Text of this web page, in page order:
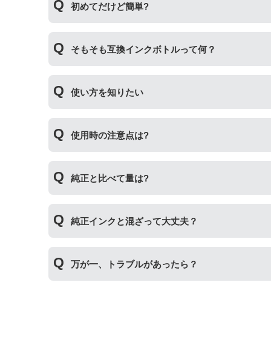
初めてだけど簡単?
とても簡単です。
そもそも互換インクボトルって何？
いただくことができます。
使い方を知りたい
ステップです。
使用時の注意点は?
違いによる修理についてはお客様取り扱い原因
純正と比べて量は?
【オハジキ】
互換品：各色70ml
純正品：各色65ml
純正インクと混ざって大丈夫？
万が一、トラブルがあったら？
についても保証の適用が可能です。保証適用に